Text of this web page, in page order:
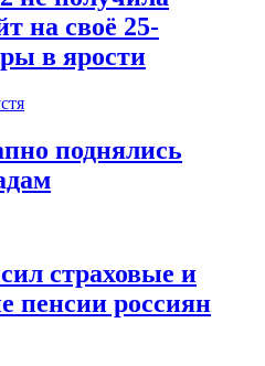
на своё 25-
в ярости
поднялись
страховые и
пенсии россиян